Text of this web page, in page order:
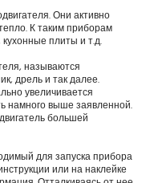
Они активно
К таким приборам
плиты и т.д.
называются
дрель и так далее.
увеличивается
намного выше заявленной.
большей
для запуска прибора
или на наклейке